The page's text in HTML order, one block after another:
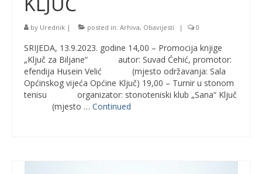
by Urednik | posted in: Arhiva, Obavijesti | 0
SRIJEDA, 13.9.2023. godine 14,00 – Promocija knjige
„Ključ za Biljane“ autor: Suvad Ćehić, promotor:
efendija Husein Velić (mjesto održavanja: Sala
Općinskog vijeća Općine Ključ) 19,00 – Turnir u stonom
tenisu organizator: stonoteniski klub „Sana“ Ključ
(mjesto … Continued